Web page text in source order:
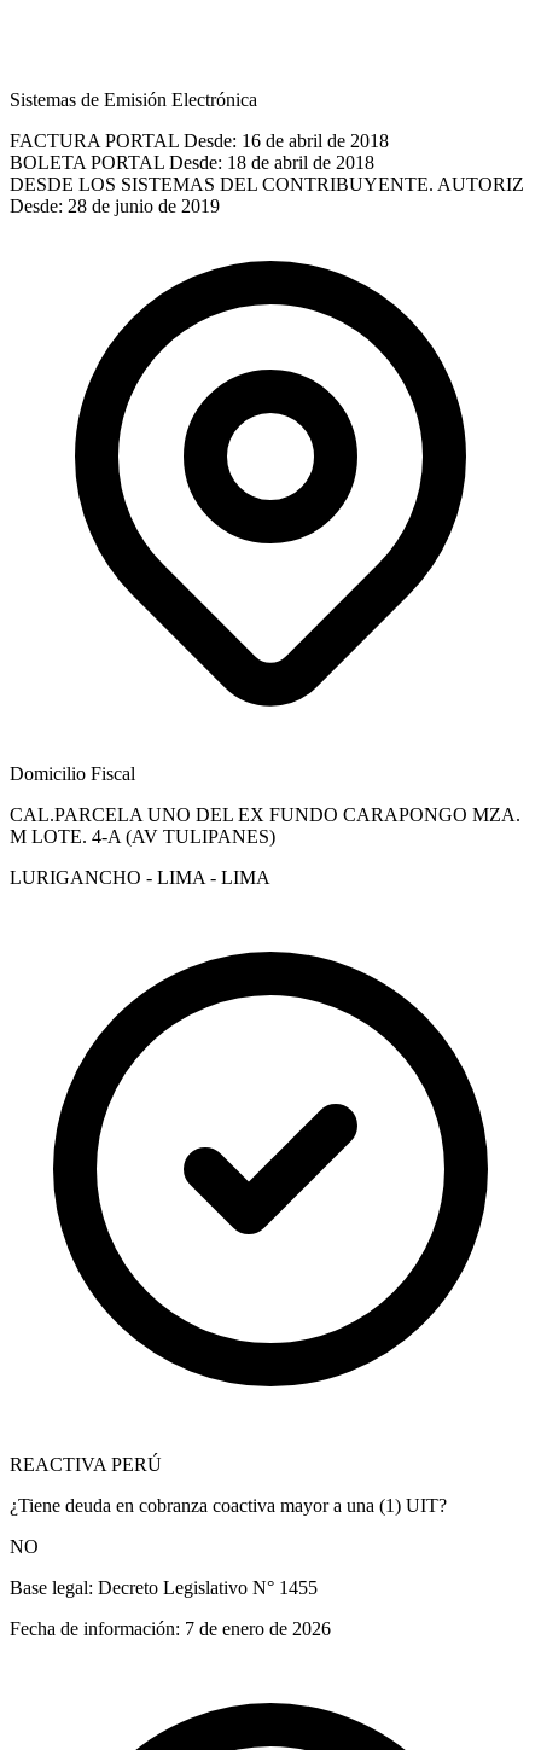
Sistemas de Emisión Electrónica
FACTURA PORTAL Desde: 16 de abril de 2018
BOLETA PORTAL Desde: 18 de abril de 2018
DESDE LOS SISTEMAS DEL CONTRIBUYENTE. AUTORIZ
Desde: 28 de junio de 2019
Domicilio Fiscal
CAL.PARCELA UNO DEL EX FUNDO CARAPONGO MZA.
M LOTE. 4-A (AV TULIPANES)
LURIGANCHO - LIMA - LIMA
REACTIVA PERÚ
¿Tiene deuda en cobranza coactiva mayor a una (1) UIT?
NO
Base legal: Decreto Legislativo N° 1455
Fecha de información: 7 de enero de 2026